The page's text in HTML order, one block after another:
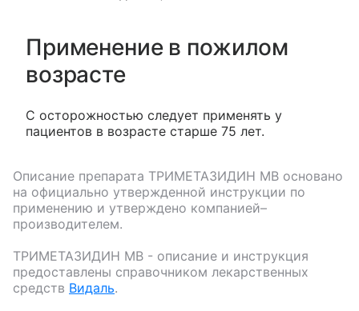
Применение в пожилом
возрасте
С осторожностью следует применять у
пациентов в возрасте старше 75 лет.
Описание препарата ТРИМЕТАЗИДИН МВ основано
на официально утвержденной инструкции по
применению и утверждено компанией–
производителем.
ТРИМЕТАЗИДИН МВ - описание и инструкция
предоставлены справочником лекарственных
средств Видаль.